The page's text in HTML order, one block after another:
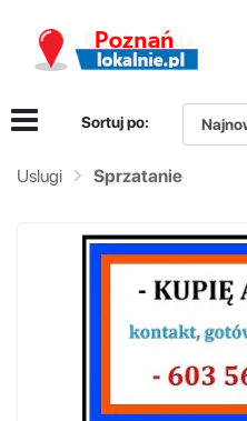
Uslugi Sprzatanie
Sortuj po: